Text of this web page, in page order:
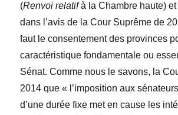
(Renvoi relatifà la Chambre haute)
dans l’avis de la Cour Suprême de
faut le consentement des provinces
caractéristique fondamentale ou
Sénat. Comme nous le savons, la
2014 que « l’imposition aux
d’une durée fixe met en cause les